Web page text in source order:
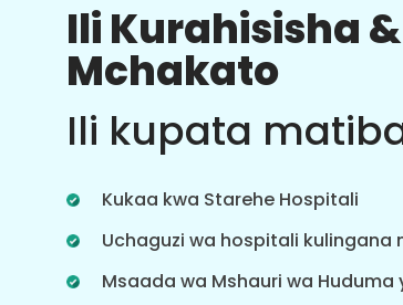
Ili Kurahisisha
Mchakato
Ili kupata
Kukaa kwa Starehe Hospitali
Uchaguzi wa hospitali kulingana
Msaada wa Mshauri wa
Faida Zetu
Programu ya
Lugha nyingi
Msaada
ya GoMedii ambayo hukusaidia
kufuatilia na kufuatilia safari yako ya
matibabu vyema na kwa usahihi.